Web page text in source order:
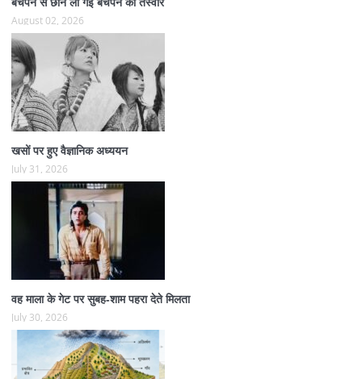
बचपन से छीन ली गई बचपन की तस्वीर
August 02, 2026
खसों पर हुए वैज्ञानिक अध्ययन
July 31, 2026
वह माला के गेट पर सुबह-शाम पहरा देते मिलता
July 30, 2026